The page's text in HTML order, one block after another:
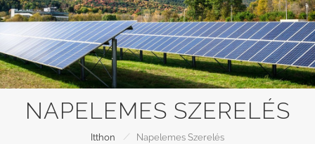
NAPELEMES SZERELÉS
Itthon / Napelemes Szerelés